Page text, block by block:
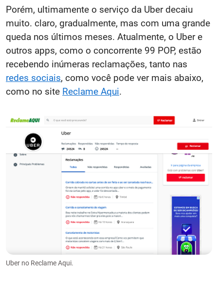
Porém, ultimamente o serviço da Uber decaiu
muito. claro, gradualmente, mas com uma grande
queda nos últimos meses. Atualmente, o Uber e
outros apps, como o concorrente 99 POP, estão
recebendo inúmeras reclamações, tanto nas
redes sociais, como você pode ver mais abaixo,
como no site Reclame Aqui.
Uber no Reclame Aqui.